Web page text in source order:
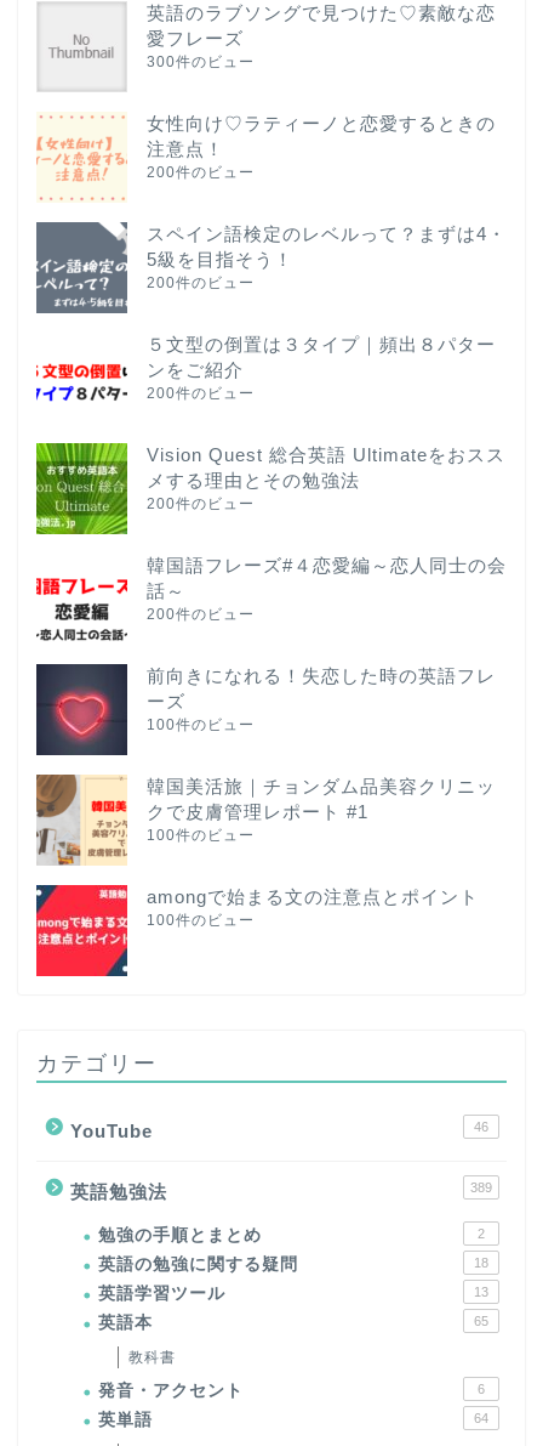
英語のラブソングで見つけた♡素敵な恋
愛フレーズ
300件のビュー
女性向け♡ラティーノと恋愛するときの
注意点！
200件のビュー
スペイン語検定のレベルって？まずは4・
5級を目指そう！
200件のビュー
５文型の倒置は３タイプ｜頻出８パター
ンをご紹介
200件のビュー
Vision Quest 総合英語 Ultimateをおスス
メする理由とその勉強法
200件のビュー
韓国語フレーズ#４恋愛編～恋人同士の会
話～
200件のビュー
前向きになれる！失恋した時の英語フレ
ーズ
100件のビュー
韓国美活旅｜チョンダム品美容クリニッ
クで皮膚管理レポート #1
100件のビュー
amongで始まる文の注意点とポイント
100件のビュー
カテゴリー
YouTube 46
英語勉強法 389
勉強の手順とまとめ 2
英語の勉強に関する疑問 18
英語学習ツール 13
英語本 65
教科書
発音・アクセント 6
英単語 64